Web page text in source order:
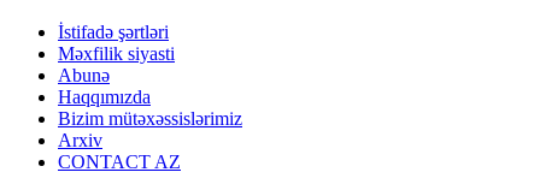
İstifadə şərtləri
Məxfilik siyasti
Abunə
Haqqımızda
Bizim mütəxəssislərimiz
Arxiv
CONTACT AZ